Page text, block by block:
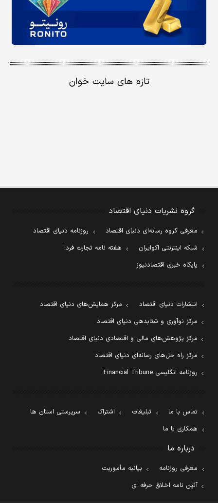
تازه های سایت خوان
گروه نشریات دنیای اقتصاد
معرفی گروه رسانه‌ای دنیای اقتصاد
روزنامه دنیای اقتصاد
شبکه اینترنتی اکوایران
هفته نامه تجارت فردا
پایگاه خبری اقتصادنیوز
انتشارات دنیای اقتصاد
مرکز همایش‌های دنیای اقتصاد
مرکز نوآوری و شتابدهی دنیای اقتصاد
مرکز پژوهش‌های مالی و اقتصادی دنیای اقتصاد
مرکز راه حل‌های رسانه‌ای دنیای اقتصاد
روزنامه انگلیسی Financial Tribune
تماس با ما تبلیغات اشتراک
سرپرستی استان ها
همکاری با ما
درباره ما
معرفی روزنامه
بیانیه مأموریت
آئین نامه اخلاق حرفه ای